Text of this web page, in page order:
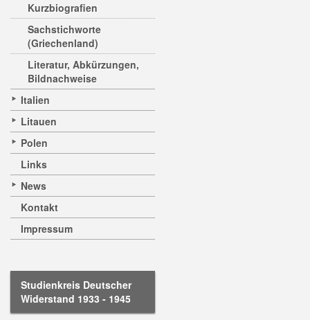
Kurzbiografien
Sachstichworte
(Griechenland)
Literatur, Abkürzungen,
Bildnachweise
Italien
Litauen
Polen
Links
News
Kontakt
Impressum
Studienkreis Deutscher
Widerstand 1933 - 1945